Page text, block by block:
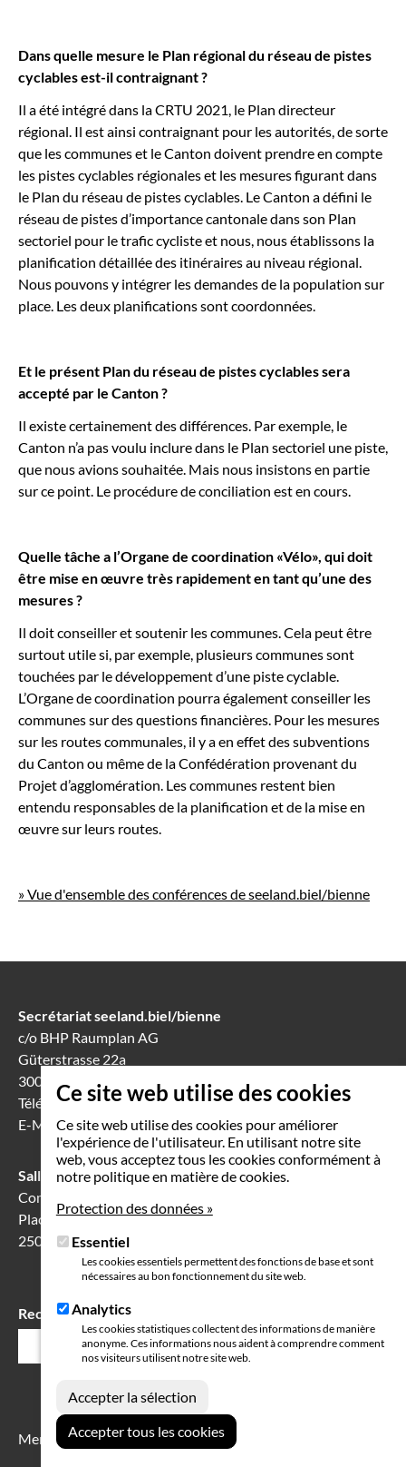
Ce site web utilise des cookies
Ce site web utilise des cookies pour améliorer
l'expérience de l'utilisateur. En utilisant notre site
web, vous acceptez tous les cookies conformément à
notre politique en matière de cookies.
Protection des données »
Essentiel
Les cookies essentiels permettent des fonctions de base et sont
nécessaires au bon fonctionnement du site web.
Analytics
Les cookies statistiques collectent des informations de manière
anonyme. Ces informations nous aident à comprendre comment
nos visiteurs utilisent notre site web.
Dans quelle mesure le Plan régional du réseau de pistes
cyclables est-il contraignant ?
Il a été intégré dans la CRTU 2021, le Plan directeur
régional. Il est ainsi contraignant pour les autorités, de sorte
que les communes et le Canton doivent prendre en compte
les pistes cyclables régionales et les mesures figurant dans
le Plan du réseau de pistes cyclables. Le Canton a défini le
réseau de pistes d’importance cantonale dans son Plan
sectoriel pour le trafic cycliste et nous, nous établissons la
planification détaillée des itinéraires au niveau régional.
Nous pouvons y intégrer les demandes de la population sur
place. Les deux planifications sont coordonnées.
Et le présent Plan du réseau de pistes cyclables sera
accepté par le Canton ?
Il existe certainement des différences. Par exemple, le
Canton n’a pas voulu inclure dans le Plan sectoriel une piste,
que nous avions souhaitée. Mais nous insistons en partie
sur ce point. Le procédure de conciliation est en cours.
Quelle tâche a l’Organe de coordination «Vélo», qui doit
être mise en œuvre très rapidement en tant qu’une des
mesures ?
Il doit conseiller et soutenir les communes. Cela peut être
surtout utile si, par exemple, plusieurs communes sont
touchées par le développement d’une piste cyclable.
L’Organe de coordination pourra également conseiller les
communes sur des questions financières. Pour les mesures
sur les routes communales, il y a en effet des subventions
du Canton ou même de la Confédération provenant du
Projet d’agglomération. Les communes restent bien
entendu responsables de la planification et de la mise en
œuvre sur leurs routes.
» Vue d'ensemble des conférences de seeland.biel/bienne
Secrétariat seeland.biel/bienne
c/o BHP Raumplan AG
Güterstrasse 22a
3008 Berne
Téléphone 031 388 60 60
E-Mail
info(at)seeland-biel-bienne.ch
Salle de séance à Bienne
Communication Center
Place Robert-Walser 7
2503 Bienne
Champ
Rechercher
Mention légales